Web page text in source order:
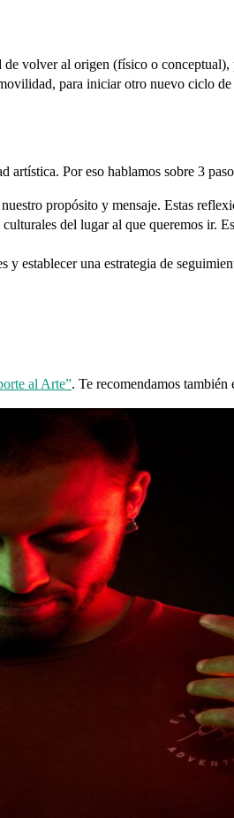
volver al origen (físico o
para iniciar otro nuevo ciclo
Por eso hablamos sobre 3
propósito y mensaje. Estas
del lugar al que queremos ir.
establecer una estrategia de
al Arte”. Te recomendamos también